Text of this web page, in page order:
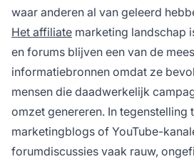
waar anderen al van geleerd
Het affiliate marketing landschap
en forums blijven een van de
informatiebronnen omdat ze
mensen die daadwerkelijk
omzet genereren. In tegenstelling
marketingblogs of YouTube-
forumdiscussies vaak rauw,